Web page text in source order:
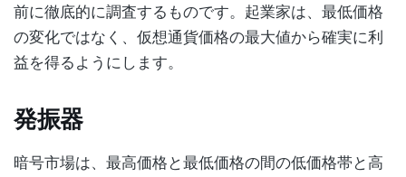
前に徹底的に調査するものです。起業家は、最低価格
の変化ではなく、仮想通貨価格の最大値から確実に利
益を得るようにします。
発振器
暗号市場は、最高価格と最低価格の間の低価格帯と高